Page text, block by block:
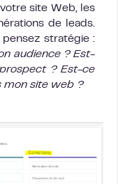
site Web, les
de leads.
stratégie :
audience ? Est-
? Est-ce
mon site web ?